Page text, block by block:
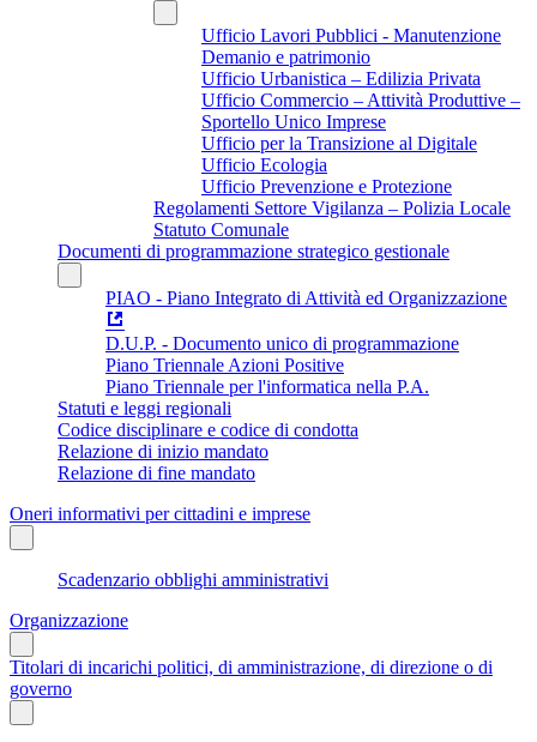
Ufficio Lavori Pubblici - Manutenzione
Demanio e patrimonio
Ufficio Urbanistica – Edilizia Privata
Ufficio Commercio – Attività Produttive –
Sportello Unico Imprese
Ufficio per la Transizione al Digitale
Ufficio Ecologia
Ufficio Prevenzione e Protezione
Regolamenti Settore Vigilanza – Polizia Locale
Statuto Comunale
Documenti di programmazione strategico gestionale
PIAO - Piano Integrato di Attività ed Organizzazione
D.U.P. - Documento unico di programmazione
Piano Triennale Azioni Positive
Piano Triennale per l'informatica nella P.A.
Statuti e leggi regionali
Codice disciplinare e codice di condotta
Relazione di inizio mandato
Relazione di fine mandato
Oneri informativi per cittadini e imprese
Scadenzario obblighi amministrativi
Organizzazione
Titolari di incarichi politici, di amministrazione, di direzione o di
governo